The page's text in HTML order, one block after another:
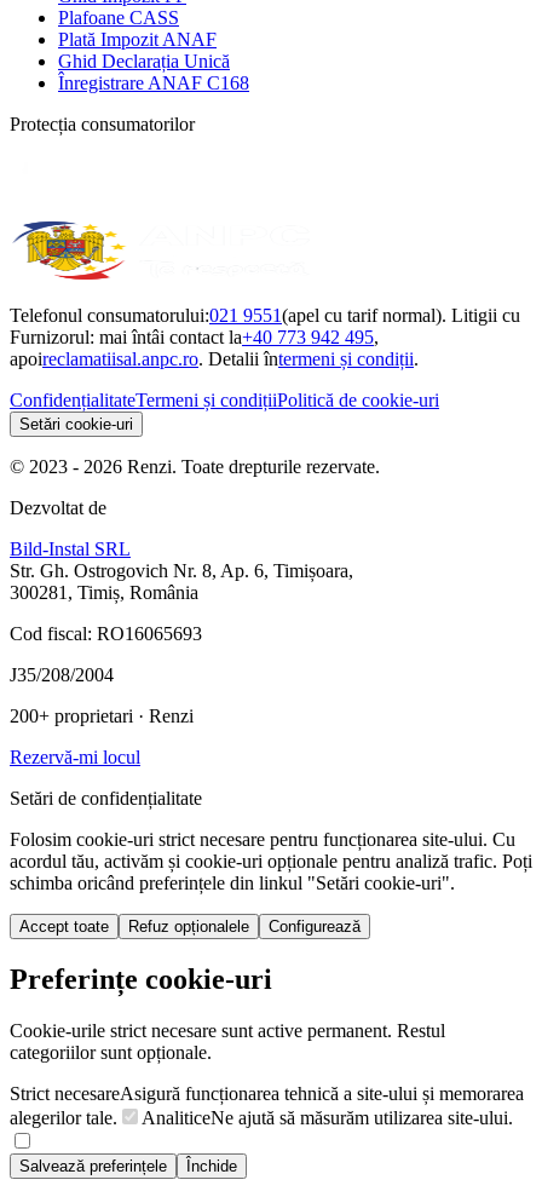
Plafoane CASS
Plată Impozit ANAF
Ghid Declarația Unică
Înregistrare ANAF C168
Protecția consumatorilor
Telefonul consumatorului:021 9551(apel cu tarif normal). Litigii cu
Furnizorul: mai întâi contact la+40 773 942 495,
apoireclamatiisal.anpc.ro. Detalii întermeni și condiții.
ConfidențialitateTermeni și condițiiPolitică de cookie-uri
Setări cookie-uri
© 2023 - 2026 Renzi. Toate drepturile rezervate.
Dezvoltat de
Bild-Instal SRL
Str. Gh. Ostrogovich Nr. 8, Ap. 6, Timișoara,
300281, Timiș, România
Cod fiscal: RO16065693
J35/208/2004
200+ proprietari · Renzi
Rezervă-mi locul
Setări de confidențialitate
Folosim cookie-uri strict necesare pentru funcționarea site-ului. Cu
acordul tău, activăm și cookie-uri opționale pentru analiză trafic. Poți
schimba oricând preferințele din linkul "Setări cookie-uri".
Accept toate Refuz opționalele Configurează
Preferințe cookie-uri
Cookie-urile strict necesare sunt active permanent. Restul
categoriilor sunt opționale.
Strict necesareAsigură funcționarea tehnică a site-ului și memorarea
alegerilor tale.
AnaliticeNe ajută să măsurăm utilizarea site-ului.
Salvează preferințele Închide